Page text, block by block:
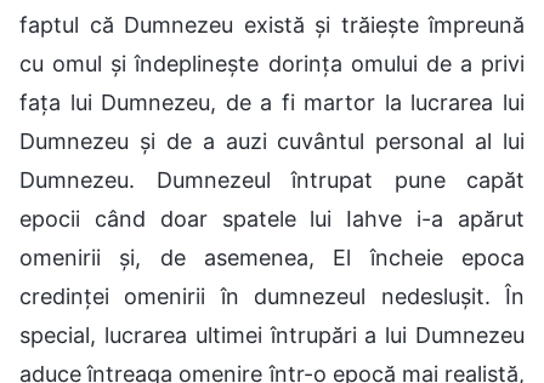
faptul că Dumnezeu există și trăiește împreună
cu omul și îndeplinește dorința omului de a privi
fața lui Dumnezeu, de a fi martor la lucrarea lui
Dumnezeu și de a auzi cuvântul personal al lui
Dumnezeu. Dumnezeul întrupat pune capăt
epocii când doar spatele lui Iahve i-a apărut
omenirii și, de asemenea, El încheie epoca
credinței omenirii în dumnezeul nedeslușit. În
special, lucrarea ultimei întrupări a lui Dumnezeu
aduce întreaga omenire într-o epocă mai realistă,